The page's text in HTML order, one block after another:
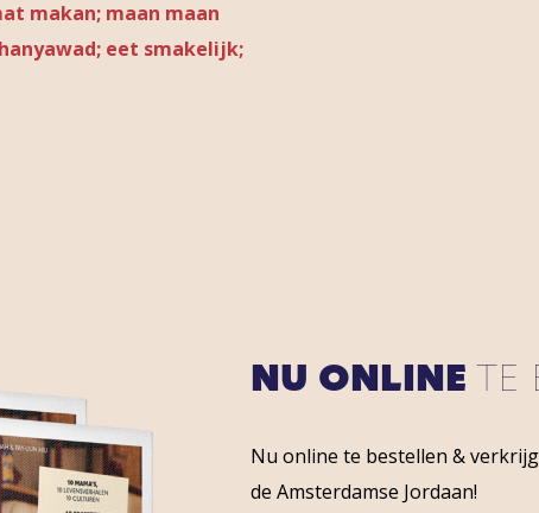
makan; maan maan
eet smakelijk;
NU ONLINE TE
Nu online te bestellen &
de Amsterdamse Jordaan!